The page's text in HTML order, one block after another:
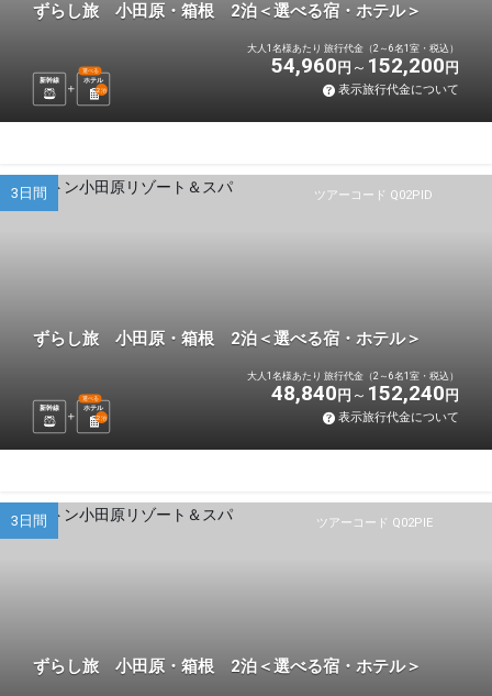
ずらし旅 小田原・箱根 2泊＜選べる宿・ホテル＞
新幹線 ホテル
選べる
2泊
大人1名様あたり 旅行代金（2～6名1室・税込）
54,960 円 152,200 円
表示旅行代金について
ツアーコード Q02PID
3日間
ずらし旅 小田原・箱根 2泊＜選べる宿・ホテル＞
新幹線 ホテル
選べる
2泊
大人1名様あたり 旅行代金（2～6名1室・税込）
48,840 円 152,240 円
表示旅行代金について
ツアーコード Q02PIE
3日間
ずらし旅 小田原・箱根 2泊＜選べる宿・ホテル＞